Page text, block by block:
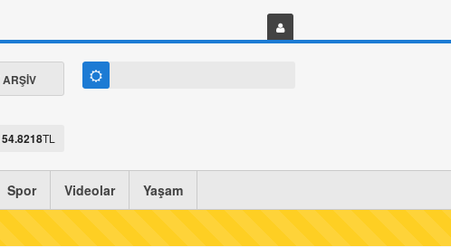
ARŞİV
54.8218TL
Spor Videolar Yaşam